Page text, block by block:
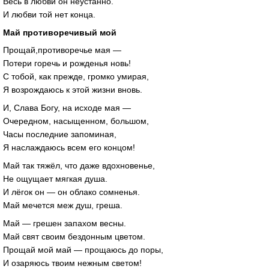
И любви той нет конца.
Май противоречивый мой
Прощай,противоречье мая —
Потери горечь и рожденья новь!
С тобой, как прежде, громко умирая,
Я возрождаюсь к этой жизни вновь.
И, Слава Богу, на исходе мая —
Очередном, насыщенном, большом,
Часы последние запоминая,
Я наслаждаюсь всем его концом!
Май так тяжёл, что даже вдохновенье,
Не ощущает мягкая душа.
И лёгок он — он облако сомненья.
Май мечется меж душ, греша.
Май — грешен запахом весны.
Май свят своим бездонным цветом.
Прощай мой май — прощаюсь до поры,
И озаряюсь твоим нежным светом!